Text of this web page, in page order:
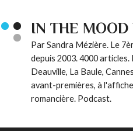
IN THE
Par Sandra Mézière. Le
depuis 2003. 4000 articles.
Deauville, La Baule,
avant-premières, à
romancière. Podcast.